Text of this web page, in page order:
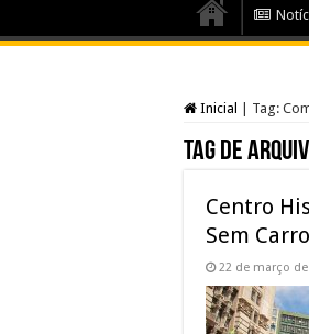
Inicial Tag:
Tag de
Centro
Sem Carro
22 de março de